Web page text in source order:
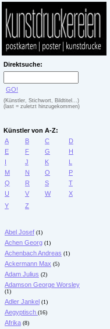
Direktsuche:
GO!
(Künstler, Stichwort, Bildtitel...)
(last = zuletzt hinzugekommen)
Künstler von A-Z:
A
B C
D
E
F G
H
I
J K
L
M
N O
P
Q
R S
T
U
V W
X
Y
Z
Abel Josef (1)
Achen Georg (1)
Achenbach Andreas (1)
Ackermann Max (5)
Adam Julius (2)
Adamson George Worsley
(1)
Adler Jankel (1)
Aegyptisch (16)
Afrika (8)